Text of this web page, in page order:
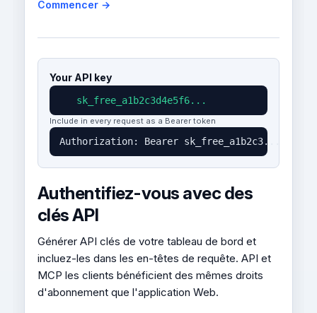
Commencer →
Your API key
sk_free_a1b2c3d4e5f6...
Include in every request as a Bearer token
Authorization: Bearer sk_free_a1b2c3...
Authentifiez-vous avec des
clés API
Générer API clés de votre tableau de bord et
incluez-les dans les en-têtes de requête. API et
MCP les clients bénéficient des mêmes droits
d'abonnement que l'application Web.